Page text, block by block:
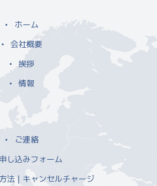
ホーム
会社概要
挨拶
情報
ご連絡
し込みフォーム
法｜キャンセルチャージ